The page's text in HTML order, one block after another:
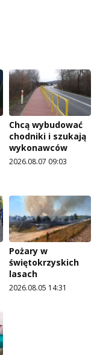
Chcą wybudować
chodniki i szukają
wykonawców
2026.08.07 09:03
Pożary w
świętokrzyskich
lasach
2026.08.05 14:31